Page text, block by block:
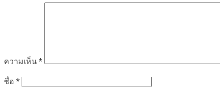
ความเห็น *
ชื่อ *